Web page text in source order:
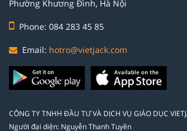
Phường Khương Đình, Hà Nội
Phone: 084 283 45 85
Email: hotro@vietjack.com
CÔNG TY TNHH ĐẦU TƯ VÀ DỊCH VỤ GIÁO DỤC
Người đại diện: Nguyễn Thanh Tuyền